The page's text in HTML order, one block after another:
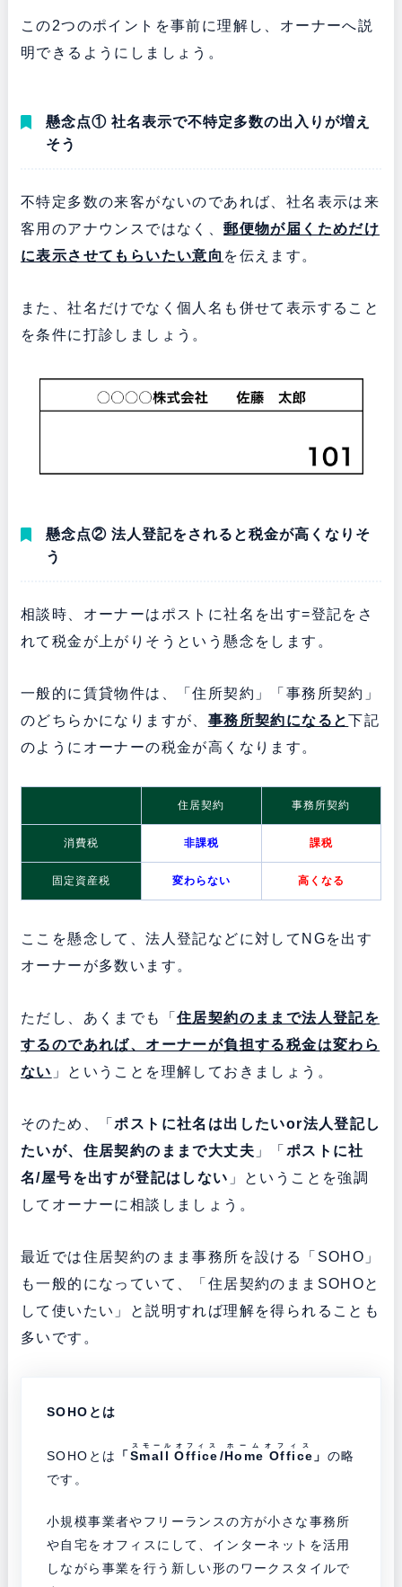
この2つのポイントを事前に理解し、オーナーへ説
明できるようにしましょう。
懸念点① 社名表示で不特定多数の出入りが増え
そう
不特定多数の来客がないのであれば、社名表示は来
客用のアナウンスではなく、郵便物が届くためだけ
に表示させてもらいたい意向 を伝えます。
また、社名だけでなく個人名も併せて表示すること
を条件に打診しましょう。
懸念点② 法人登記をされると税金が高くなりそ
う
相談時、オーナーはポストに社名を出す=登記をさ
れて税金が上がりそうという懸念をします。
一般的に賃貸物件は、「住所契約」「事務所契約」
のどちらかになりますが、 事務所契約になると下記
のようにオーナーの税金が高くなります。
住居契約 事務所契約
消費税 非課税 課税
固定資産税 変わらない 高くなる
ここを懸念して、法人登記などに対してNGを出す
オーナーが多数います。
ただし、あくまでも「 住居契約のままで法人登記を
するのであれば、オーナーが負担する税金は変わら
ない 」ということを理解しておきましょう。
そのため、「ポストに社名は出したいor法人登記し
たいが、住居契約のままで大丈夫 」「 ポストに社
名/屋号を出すが登記はしない 」ということを強調
してオーナーに相談しましょう。
最近では住居契約のまま事務所を設ける「SOHO」
も一般的になっていて、「住居契約のままSOHOと
して使いたい」と説明すれば理解を得られることも
多いです。
SOHOとは
SOHOとは 「Small Office
スモールオフィス
/Home Office
ホームオフィス
」 の略
です。
小規模事業者やフリーランスの方が小さな事務所
や自宅をオフィスにして、インターネットを活用
しながら事業を行う新しい形のワークスタイルで